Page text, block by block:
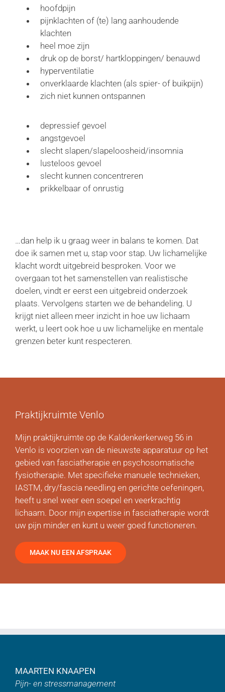
hoofdpijn
pijnklachten of (te) lang aanhoudende
klachten
heel moe zijn
druk op de borst/ hartkloppingen/ benauwd
hyperventilatie
onverklaarde klachten (als spier- of buikpijn)
zich niet kunnen ontspannen
depressief gevoel
angstgevoel
slecht slapen/slapeloosheid/insomnia
lusteloos gevoel
slecht kunnen concentreren
prikkelbaar of onrustig
…dan help ik u graag weer in balans te komen. Dat
doe ik samen met u, stap voor stap. Uw lichamelijke
klacht wordt uitgebreid besproken. Voor we
overgaan tot het samenstellen van realistische
doelen, vindt er eerst een uitgebreid onderzoek
plaats. Vervolgens starten we de behandeling. U
krijgt niet alleen meer inzicht in hoe uw lichaam
werkt, u leert ook hoe u uw lichamelijke en mentale
grenzen beter kunt respecteren.
Praktijkruimte Venlo
Mijn praktijkruimte op de Kaldenkerkerweg 56 in
Venlo is voorzien van de nieuwste apparatuur op het
gebied van fasciatherapie en psychosomatische
fysiotherapie. Met specifieke manuele technieken,
IASTM, dry/fascia needling en gerichte oefeningen,
heeft u snel weer een soepel en veerkrachtig
lichaam. Door mijn expertise in fasciatherapie wordt
uw pijn minder en kunt u weer goed functioneren.
MAAK NU EEN AFSPRAAK
MAARTEN KNAAPEN
Pijn- en stressmanagement